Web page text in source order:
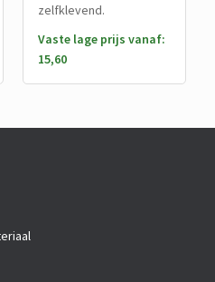
zelfklevend.
Vaste lage prijs vanaf:
15,60